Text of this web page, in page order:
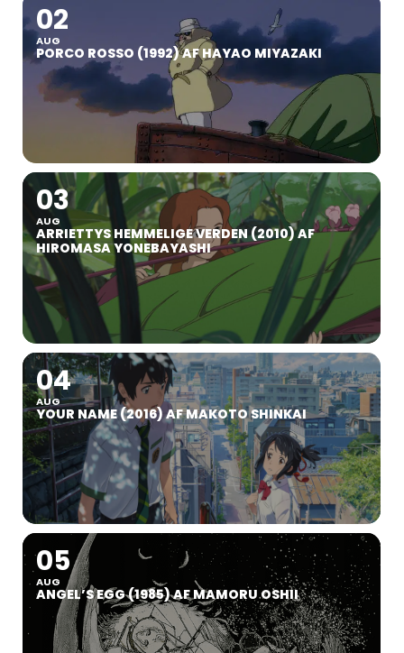
02
AUG
PORCO ROSSO (1992) AF HAYAO MIYAZAKI
03
AUG
ARRIETTYS HEMMELIGE VERDEN (2010) AF
HIROMASA YONEBAYASHI
04
AUG
YOUR NAME (2016) AF MAKOTO SHINKAI
05
AUG
ANGEL’S EGG (1985) AF MAMORU OSHII